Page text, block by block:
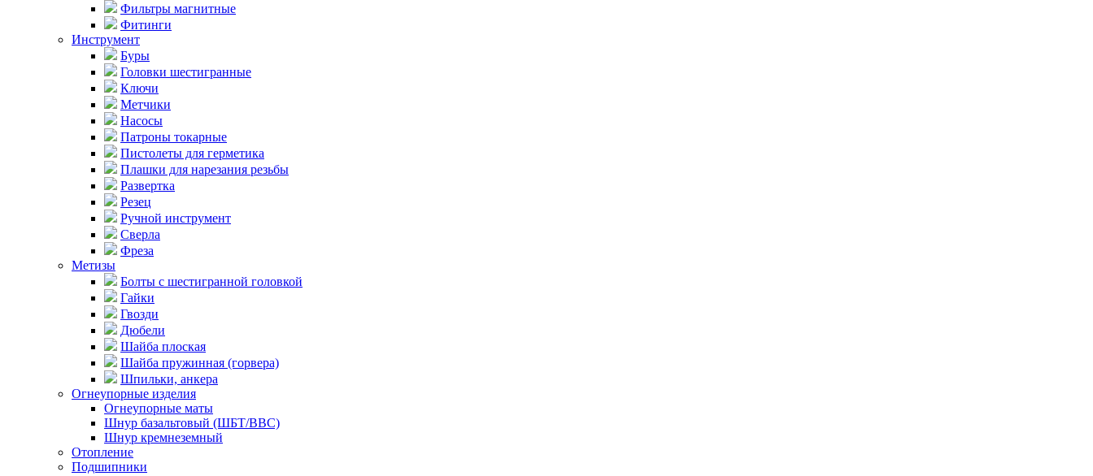
Фильтры магнитные
Фитинги
Инструмент
Буры
Головки шестигранные
Ключи
Метчики
Насосы
Патроны токарные
Пистолеты для герметика
Плашки для нарезания резьбы
Развертка
Резец
Ручной инструмент
Сверла
Фреза
Метизы
Болты с шестигранной головкой
Гайки
Гвозди
Дюбели
Шайба плоская
Шайба пружинная (горвера)
Шпильки, анкера
Огнеупорные изделия
Огнеупорные маты
Шнур базальтовый (ШБТ/ВВС)
Шнур кремнеземный
Отопление
Подшипники